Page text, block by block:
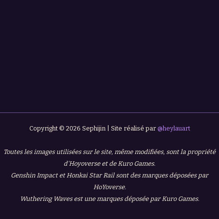
Copyright © 2026 Sephijin | Site réalisé par @heylauart
Toutes les images utilisées sur le site, même modifiées, sont la propriété
d'Hoyoverse et de Kuro Games.
Genshin Impact et Honkai Star Rail sont des marques déposées par
HoYoverse.
Wuthering Waves est une marques déposée par Kuro Games.